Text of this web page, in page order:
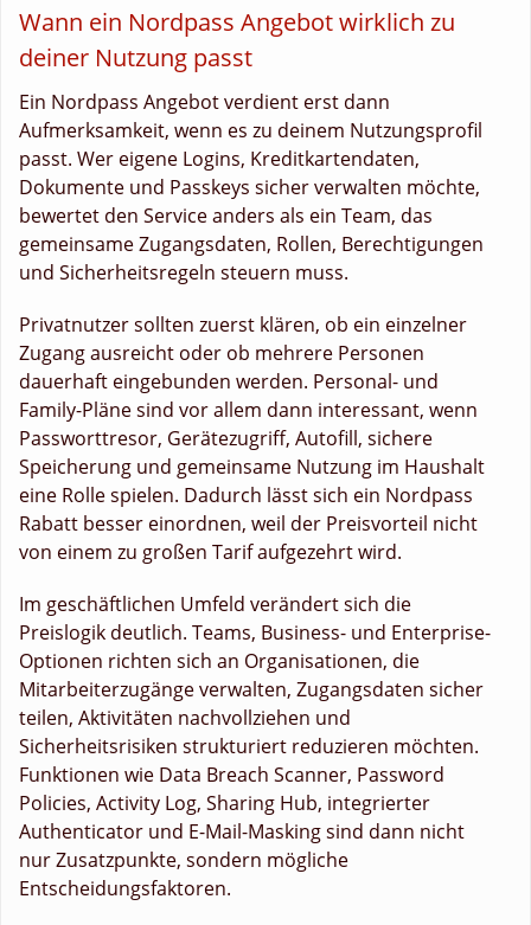
Wann ein Nordpass Angebot wirklich zu
deiner Nutzung passt
Ein Nordpass Angebot verdient erst dann
Aufmerksamkeit, wenn es zu deinem Nutzungsprofil
passt. Wer eigene Logins, Kreditkartendaten,
Dokumente und Passkeys sicher verwalten möchte,
bewertet den Service anders als ein Team, das
gemeinsame Zugangsdaten, Rollen, Berechtigungen
und Sicherheitsregeln steuern muss.
Privatnutzer sollten zuerst klären, ob ein einzelner
Zugang ausreicht oder ob mehrere Personen
dauerhaft eingebunden werden. Personal- und
Family-Pläne sind vor allem dann interessant, wenn
Passworttresor, Gerätezugriff, Autofill, sichere
Speicherung und gemeinsame Nutzung im Haushalt
eine Rolle spielen. Dadurch lässt sich ein Nordpass
Rabatt besser einordnen, weil der Preisvorteil nicht
von einem zu großen Tarif aufgezehrt wird.
Im geschäftlichen Umfeld verändert sich die
Preislogik deutlich. Teams, Business- und Enterprise-
Optionen richten sich an Organisationen, die
Mitarbeiterzugänge verwalten, Zugangsdaten sicher
teilen, Aktivitäten nachvollziehen und
Sicherheitsrisiken strukturiert reduzieren möchten.
Funktionen wie Data Breach Scanner, Password
Policies, Activity Log, Sharing Hub, integrierter
Authenticator und E-Mail-Masking sind dann nicht
nur Zusatzpunkte, sondern mögliche
Entscheidungsfaktoren.